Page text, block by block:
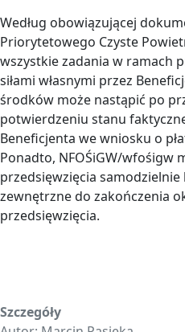
Według obowiązującej
Priorytetowego Czyste
wszystkie zadania w ramach
siłami własnymi przez
środków może nastąpić po
potwierdzeniu stanu
Beneficjenta we wniosku o
Ponadto, NFOŚiGW/wfośigw
przedsięwzięcia
zewnętrzne do zakończenia
przedsięwzięcia.
Szczegóły